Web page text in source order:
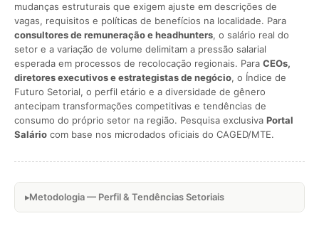
mudanças estruturais que exigem ajuste em descrições de
vagas, requisitos e políticas de benefícios na localidade. Para
consultores de remuneração e headhunters, o salário real do
setor e a variação de volume delimitam a pressão salarial
esperada em processos de recolocação regionais. Para CEOs,
diretores executivos e estrategistas de negócio, o Índice de
Futuro Setorial, o perfil etário e a diversidade de gênero
antecipam transformações competitivas e tendências de
consumo do próprio setor na região. Pesquisa exclusiva Portal
Salário com base nos microdados oficiais do CAGED/MTE.
Metodologia — Perfil & Tendências Setoriais